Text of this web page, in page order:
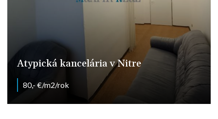
Atypická kancelária v Nitre
80,- €/m2/rok